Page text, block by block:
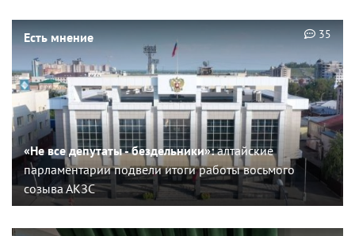
Есть мнение
«Не все депутаты - бездельники»:алтайские
парламентарии подвели итоги работы восьмого
созыва АКЗС
35